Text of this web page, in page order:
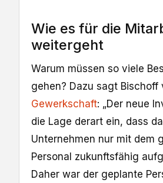
Wie es für die
weitergeht
Warum müssen so viele
gehen? Dazu sagt Bischoff
Gewerkschaft: „Der neue
die Lage derart ein, dass
Unternehmen nur mit dem
Personal zukunftsfähig
Daher war der geplante